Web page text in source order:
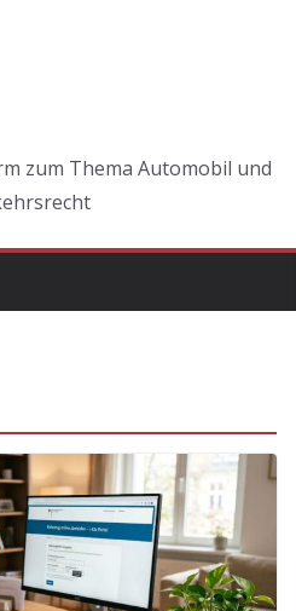
zum Thema Automobil und